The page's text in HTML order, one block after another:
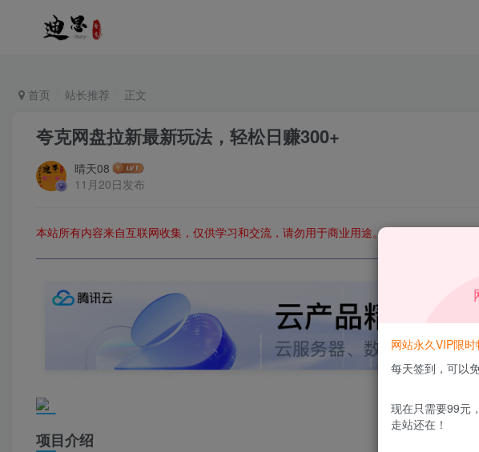
首页 站长推荐 正文
夸克网盘拉新最新玩法，轻松日赚300+
晴天08
11月20日发布
本站所有内容来自互联网收集，仅供学习和交流，请勿用于商业用途。如有侵权、不妥
项目介绍
网站永久VIP限
每天签到，可以
现在只需要99元
走站还在！